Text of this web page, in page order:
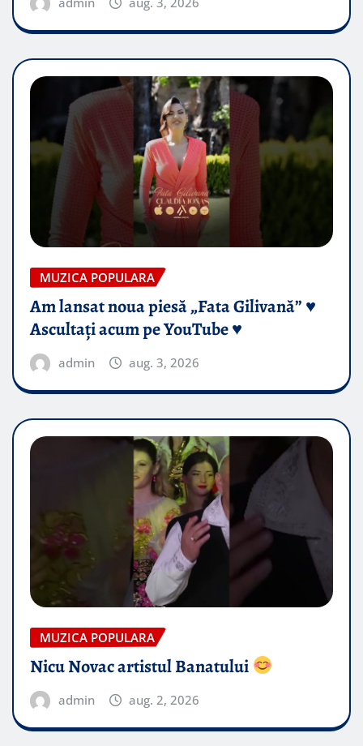
MUZICA POPULARA
Am lansat noua piesă „Fata Gilivană” ♥️
Ascultați acum pe YouTube ♥️
admin aug. 3, 2026
MUZICA POPULARA
Nicu Novac artistul Banatului
admin aug. 2, 2026